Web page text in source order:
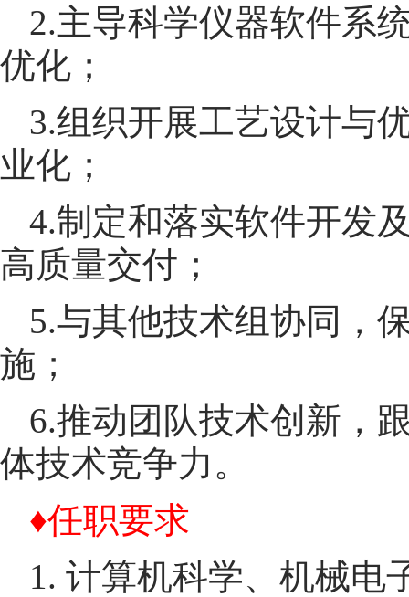
2.主导科学仪器软件系
优化；
3.组织开展工艺设计与
业化；
4.制定和落实软件开发
高质量交付；
5.与其他技术组协同，
施；
6.推动团队技术创新，
体技术竞争力。
♦任职要求
1. 计算机科学、机械电